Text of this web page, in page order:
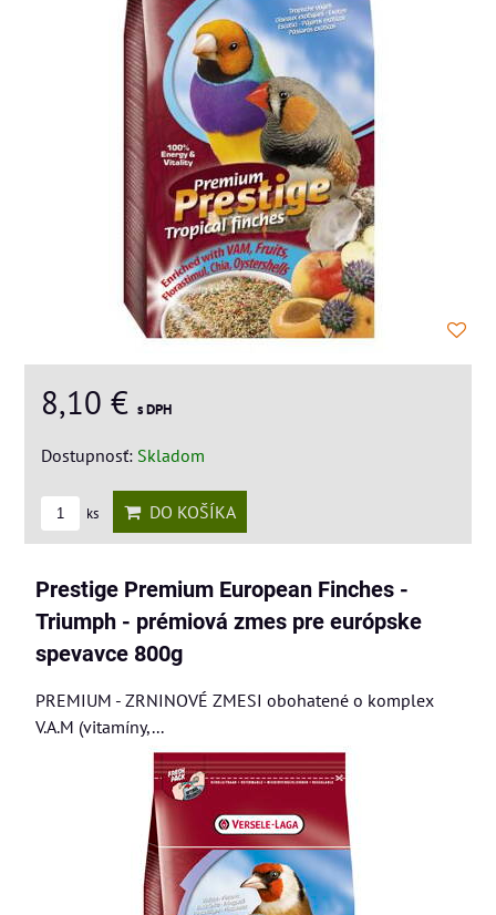
8,10 € s DPH
Dostupnosť: Skladom
ks DO KOŠÍKA
Prestige Premium European Finches -
Triumph - prémiová zmes pre európske
spevavce 800g
PREMIUM - ZRNINOVÉ ZMESI obohatené o komplex
V.A.M (vitamíny,...